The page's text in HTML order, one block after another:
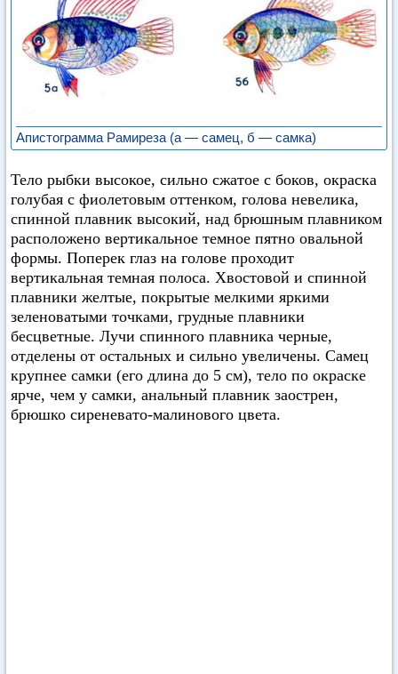
Апистограмма Рамиреза (а — самец, б — самка)
Тело рыбки высокое, сильно сжатое с боков, окраска
голубая с фиолетовым оттенком, голова невелика,
спинной плавник высокий, над брюшным плавником
расположено вертикальное темное пятно овальной
формы. Поперек глаз на голове проходит
вертикальная темная полоса. Хвостовой и спинной
плавники желтые, покрытые мелкими яркими
зеленоватыми точками, грудные плавники
бесцветные. Лучи спинного плавника черные,
отделены от остальных и сильно увеличены. Самец
крупнее самки (его длина до 5 см), тело по окраске
ярче, чем у самки, анальный плавник заострен,
брюшко сиреневато-малинового цвета.